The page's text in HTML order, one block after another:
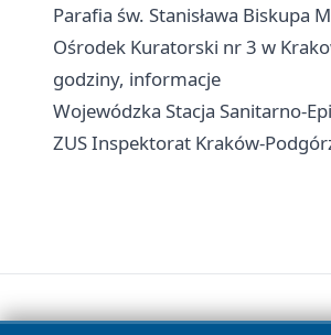
Parafia św. Stanisława Biskupa
Ośrodek Kuratorski nr 3 w
godziny, informacje
Wojewódzka Stacja Sanitarno-
ZUS Inspektorat Kraków-